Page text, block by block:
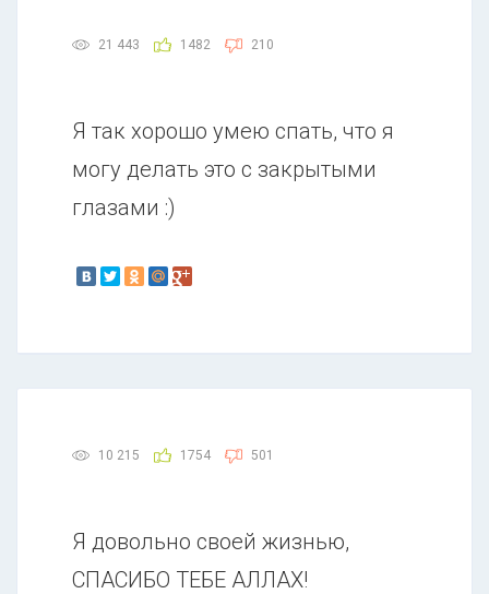
21 443 1482 210
Я так хорошо умею спать, что я
могу делать это с закрытыми
глазами :)
10 215 1754 501
Я довольно своей жизнью,
СПАСИБО ТЕБЕ АЛЛАХ!